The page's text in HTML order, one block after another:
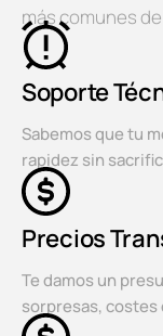
más comunes
Soporte
Sabemos que tu
rapidez sin
Precios
Te damos un
sorpresas,